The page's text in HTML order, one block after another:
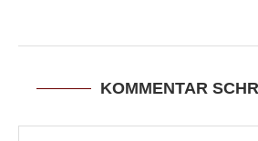
KOMMENTAR